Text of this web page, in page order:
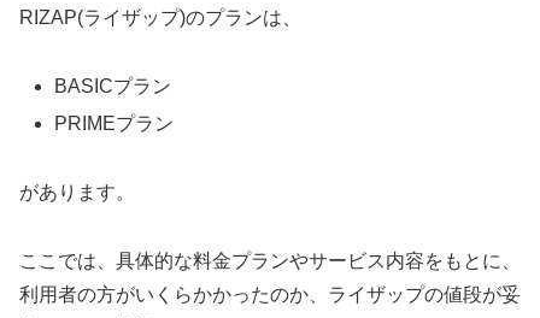
RIZAP(ライザップ)のプランは、
BASICプラン
PRIMEプラン
があります。
ここでは、具体的な料金プランやサービス内容をもとに、
利用者の方がいくらかかったのか、ライザップの値段が妥